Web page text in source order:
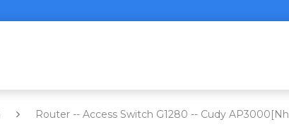
Router -- Access Switch G1280 -- Cudy